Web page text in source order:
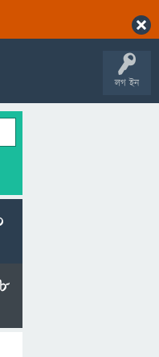
লগ ইন